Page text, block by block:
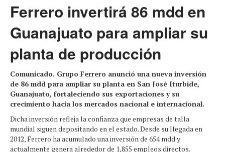
Ferrero invertirá 86 mdd en
Guanajuato para ampliar su
planta de producción
Comunicado. Grupo Ferrero anunció una nueva inversión
de 86 mdd para ampliar su planta en San José Iturbide,
Guanajuato, fortaleciendo sus exportaciones y su
crecimiento hacia los mercados nacional e internacional.
Dicha inversión refleja la confianza que empresas de talla
mundial siguen depositando en el estado. Desde su llegada en
2012, Ferrero ha acumulado una inversión de 654 mdd y
actualmente genera alrededor de 1,855 empleos directos.